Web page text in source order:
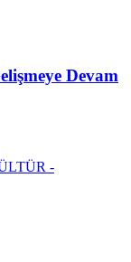
Devam
-